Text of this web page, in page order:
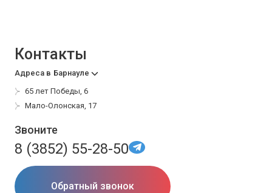
Контакты
Адреса в Барнауле
65 лет Победы, 6
Мало-Олонская, 17
Звоните
8 (3852) 55-28-50
Обратный звонок